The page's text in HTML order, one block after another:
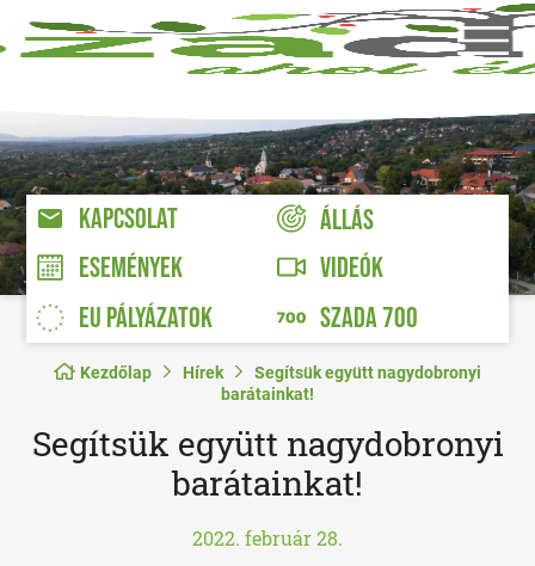
KAPCSOLAT
ÁLLÁS
ESEMÉNYEK
VIDEÓK
EU PÁLYÁZATOK
SZADA 700
Kezdőlap Hírek
Segítsük együtt nagydobronyi
barátainkat!
Segítsük együtt nagydobronyi
barátainkat!
2022. február 28.